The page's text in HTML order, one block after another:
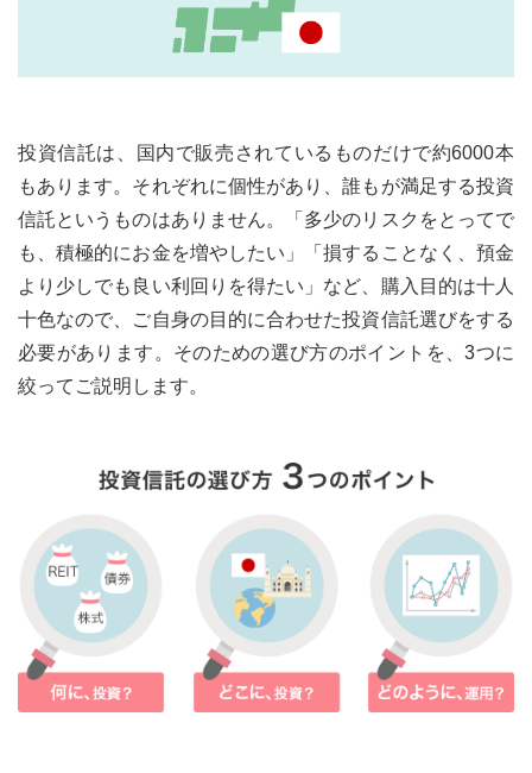
投資信託は、国内で販売されているものだけで約6000本
もあります。それぞれに個性があり、誰もが満足する投資
信託というものはありません。「多少のリスクをとってで
も、積極的にお金を増やしたい」「損することなく、預金
より少しでも良い利回りを得たい」など、購入目的は十人
十色なので、ご自身の目的に合わせた投資信託選びをする
必要があります。そのための選び方のポイントを、3つに
絞ってご説明します。